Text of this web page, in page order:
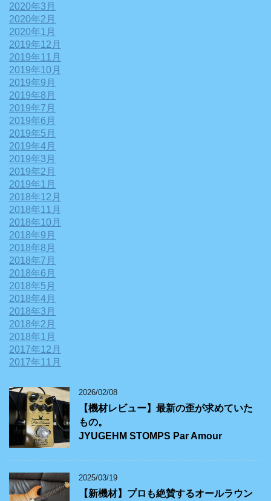
2020年3月
2020年2月
2020年1月
2019年12月
2019年11月
2019年10月
2019年9月
2019年8月
2019年7月
2019年6月
2019年5月
2019年4月
2019年3月
2019年2月
2019年1月
2018年12月
2018年11月
2018年10月
2018年9月
2018年8月
2018年7月
2018年6月
2018年5月
2018年4月
2018年3月
2018年2月
2018年1月
2017年12月
2017年11月
2026/02/08
【機材レビュー】最新の歪が求めていた
もの。
JYUGEHM STOMPS Par Amour
2025/03/19
【新機材】プロも絶賛するオールラウン